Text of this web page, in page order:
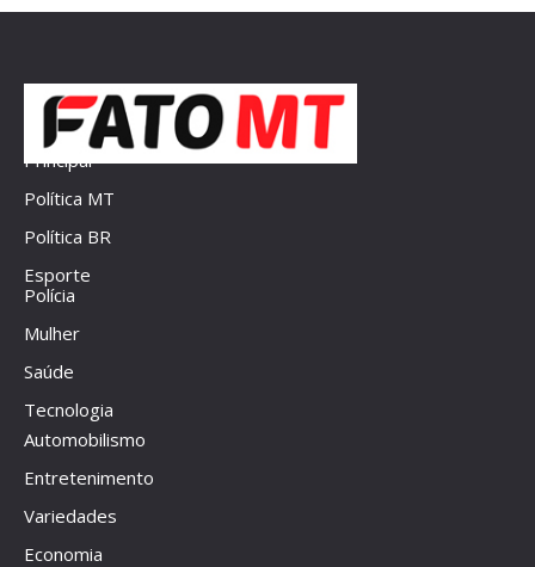
Principal
Política MT
Política BR
Esporte
Polícia
Mulher
Saúde
Tecnologia
Automobilismo
Entretenimento
Variedades
Economia